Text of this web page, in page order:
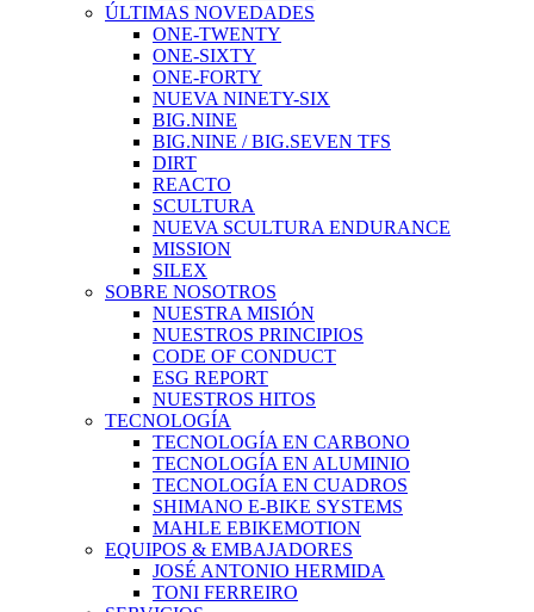
ÚLTIMAS NOVEDADES
ONE-TWENTY
ONE-SIXTY
ONE-FORTY
NUEVA NINETY-SIX
BIG.NINE
BIG.NINE / BIG.SEVEN TFS
DIRT
REACTO
SCULTURA
NUEVA SCULTURA ENDURANCE
MISSION
SILEX
SOBRE NOSOTROS
NUESTRA MISIÓN
NUESTROS PRINCIPIOS
CODE OF CONDUCT
ESG REPORT
NUESTROS HITOS
TECNOLOGÍA
TECNOLOGÍA EN CARBONO
TECNOLOGÍA EN ALUMINIO
TECNOLOGÍA EN CUADROS
SHIMANO E-BIKE SYSTEMS
MAHLE EBIKEMOTION
EQUIPOS & EMBAJADORES
JOSÉ ANTONIO HERMIDA
TONI FERREIRO